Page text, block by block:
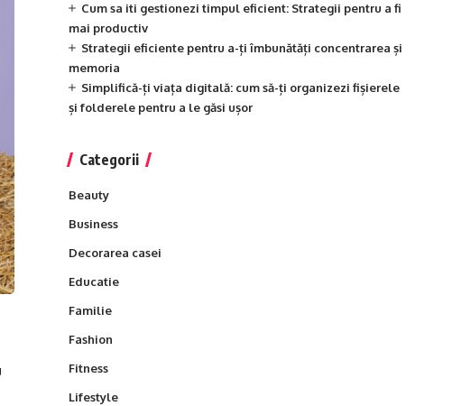
Cum sa iti gestionezi timpul eficient: Strategii pentru a fi
mai productiv
Strategii eficiente pentru a-ți îmbunătăți concentrarea și
memoria
Simplifică-ți viața digitală: cum să-ți organizezi fișierele
și folderele pentru a le găsi ușor
Categorii
Beauty
Business
Decorarea casei
Educatie
Familie
Fashion
Fitness
Lifestyle